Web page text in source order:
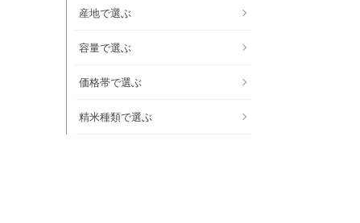
産地で選ぶ
容量で選ぶ
価格帯で選ぶ
精米種類で選ぶ